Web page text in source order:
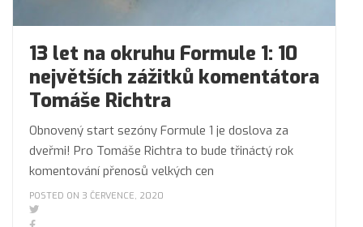
13 let na okruhu Formule 1: 10
největších zážitků komentátora
Tomáše Richtra
Obnovený start sezóny Formule 1 je doslova za
dveřmi! Pro Tomáše Richtra to bude třináctý rok
komentování přenosů velkých cen
POSTED ON 3 ČERVENCE, 2020